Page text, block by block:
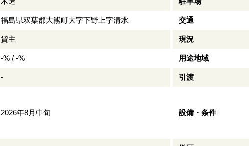
福島県双葉郡大熊町大字下野上字清水 交通
貸主 現況
-% / -% 用途地域
- 引渡
2026年8月中旬 設備・条件